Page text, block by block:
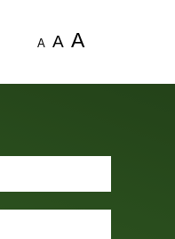
A A A